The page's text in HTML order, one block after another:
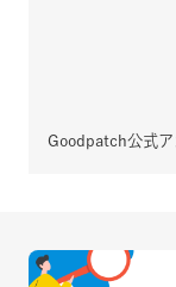
Goodpatch公式ア